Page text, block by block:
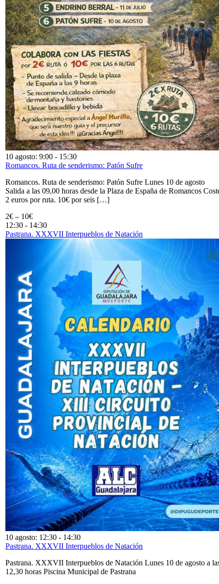
10 agosto: 9:00 - 15:30
Romancos. Ruta de senderismo: Patón Sufre
Romancos. Ruta de senderismo: Patón Sufre Lunes 10 de agosto
Salida a las 09,00 horas desde la Plaza de España de Romancos
2 euros por ruta. 10€ por seis […]
2€ – 10€
12:30 - 14:30
Pastrana. XXXVII Interpueblos de Natación
10 agosto: 12:30 - 14:30
Pastrana. XXXVII Interpueblos de Natación
Pastrana. XXXVII Interpueblos de Natación Lunes 10 de agosto a
12,30 horas Piscina Municipal de Pastrana